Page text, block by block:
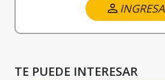
INGRESA
TE PUEDE INTERESAR